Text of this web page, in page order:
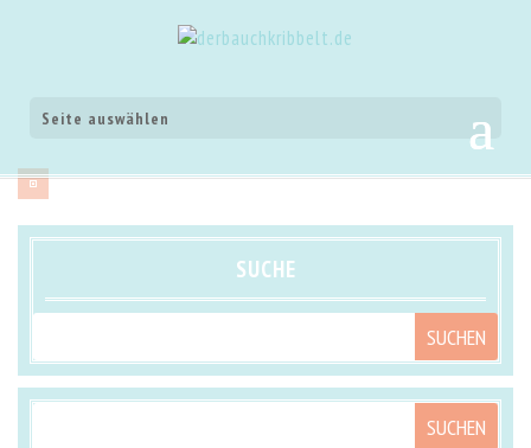
Seite auswählen
SUCHE